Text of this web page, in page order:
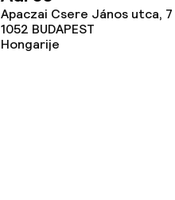
Apaczai Csere János utca, 7
1052 BUDAPEST
Hongarije